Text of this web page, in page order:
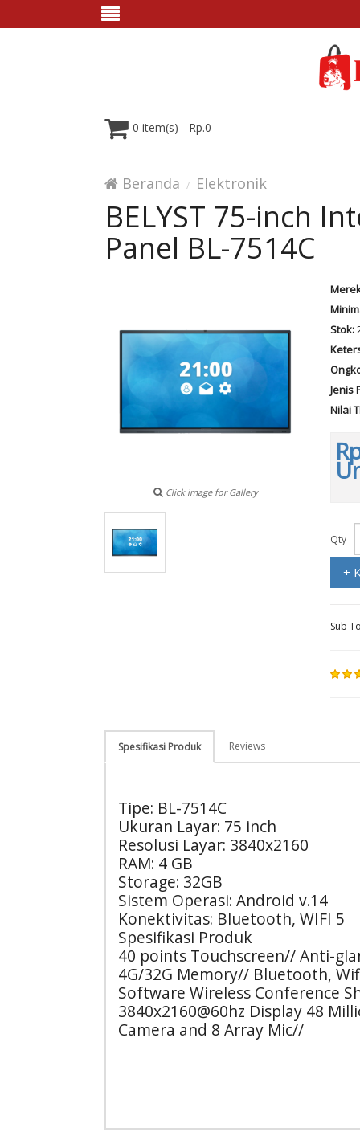
0 item(s) - Rp.0
Beranda Elektronik
BELYST 75-inch
Panel BL-7514C
Click image for Gallery
Stok:
Jenis
Nilai
Qty
+
Sub
Spesifikasi Produk Reviews
Tipe: BL-7514C
Ukuran Layar: 75 inch
Resolusi Layar: 3840x2160
RAM: 4 GB
Storage: 32GB
Sistem Operasi: Android v.14
Konektivitas: Bluetooth, WIFI 5
Spesifikasi Produk
40 points Touchscreen// Anti-
4G/32G Memory// Bluetooth,
Software Wireless Conference
3840x2160@60hz Display 48
Camera and 8 Array Mic//